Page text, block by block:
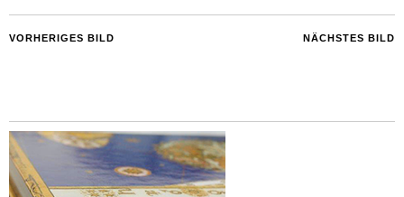
NÄCHSTES BILD
VORHERIGES BILD